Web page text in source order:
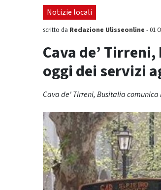
Notizie locali
scritto da Redazione Ulisseonline -01
Cava de’
oggi dei servizi
Cava de' Tirreni, Busitalia